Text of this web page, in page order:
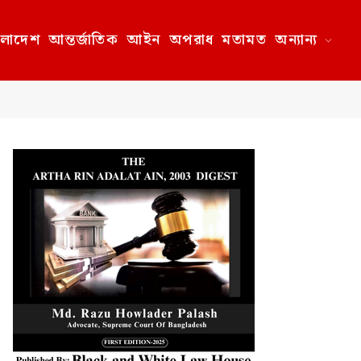
আন্তর্জাতিক আইন অপরাধ মতামত অন্যান্য